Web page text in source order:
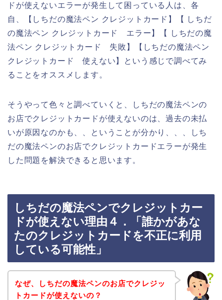
ドが使えないエラーが発生して困っている人は、各
自、【しちだの魔法ペン クレジットカード】【 しちだ
の魔法ペン クレジットカード エラー】【 しちだの魔
法ペン クレジットカード 失敗】【しちだの魔法ペン
クレジットカード 使えない】という感じで調べてみ
ることをオススメします。
そうやって色々と調べていくと、しちだの魔法ペンの
お店でクレジットカードが使えないのは、過去の未払
いが原因なのかも、、ということが分かり、、、しち
だの魔法ペンのお店でクレジットカードエラーが発生
した問題を解決できると思います。
しちだの魔法ペンでクレジットカー
ドが使えない理由４．「誰かがあな
たのクレジットカードを不正に利用
している可能性」
なぜ、しちだの魔法ペンのお店でクレジッ
トカードが使えないの？